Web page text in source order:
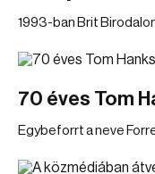
1993-ban Brit
70 éves Tom
Egybeforrt a neve